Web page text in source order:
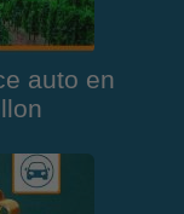
auto en